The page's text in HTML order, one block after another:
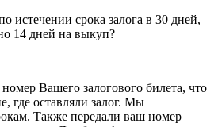
истечении срока залога в 30 дней,
14 дней на выкуп?
Вашего залогового билета, что
где оставляли залог. Мы
Также передали ваш номер